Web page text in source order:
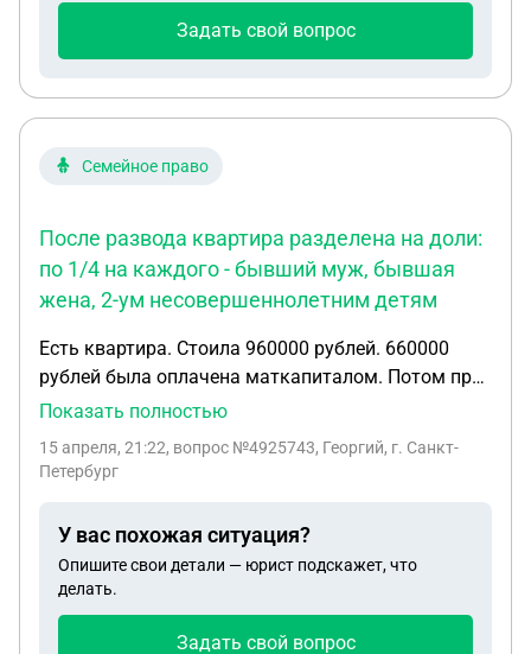
Задать свой вопрос
Семейное право
После развода квартира разделена на доли:
по 1/4 на каждого - бывший муж, бывшая
жена, 2-ум несовершеннолетним детям
Есть квартира. Стоила 960000 рублей. 660000
рублей была оплачена маткапиталом. Потом при
разводе жена взяла кредит на 300000 , чтобы
квартиры. После развода квартира разделена на
бывший муж хочет продать долю. Вопрос: имеет
ли он право на продажу и можно ли оспорить его
право владения долей при таких условиях?
Показать полностью
15 апреля, 21:22, вопрос №4925743, Георгий, г. Санкт-
Петербург
У вас похожая ситуация?
Опишите свои детали — юрист подскажет, что
делать.
Задать свой вопрос